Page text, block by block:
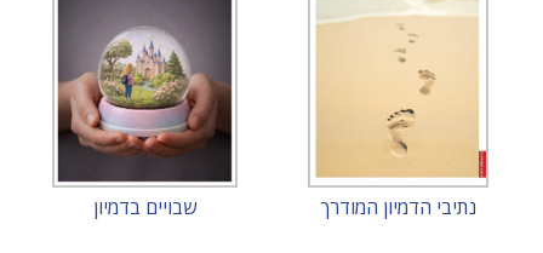
שבויים בדמיון נתיבי הדמיון המודרך